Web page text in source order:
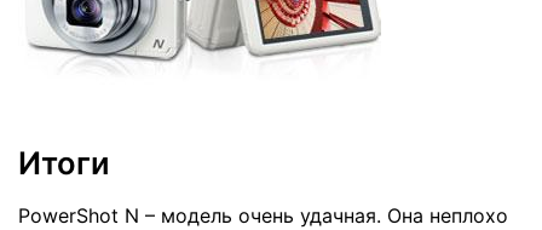
Итоги
PowerShot N – модель очень удачная. Она неплохо